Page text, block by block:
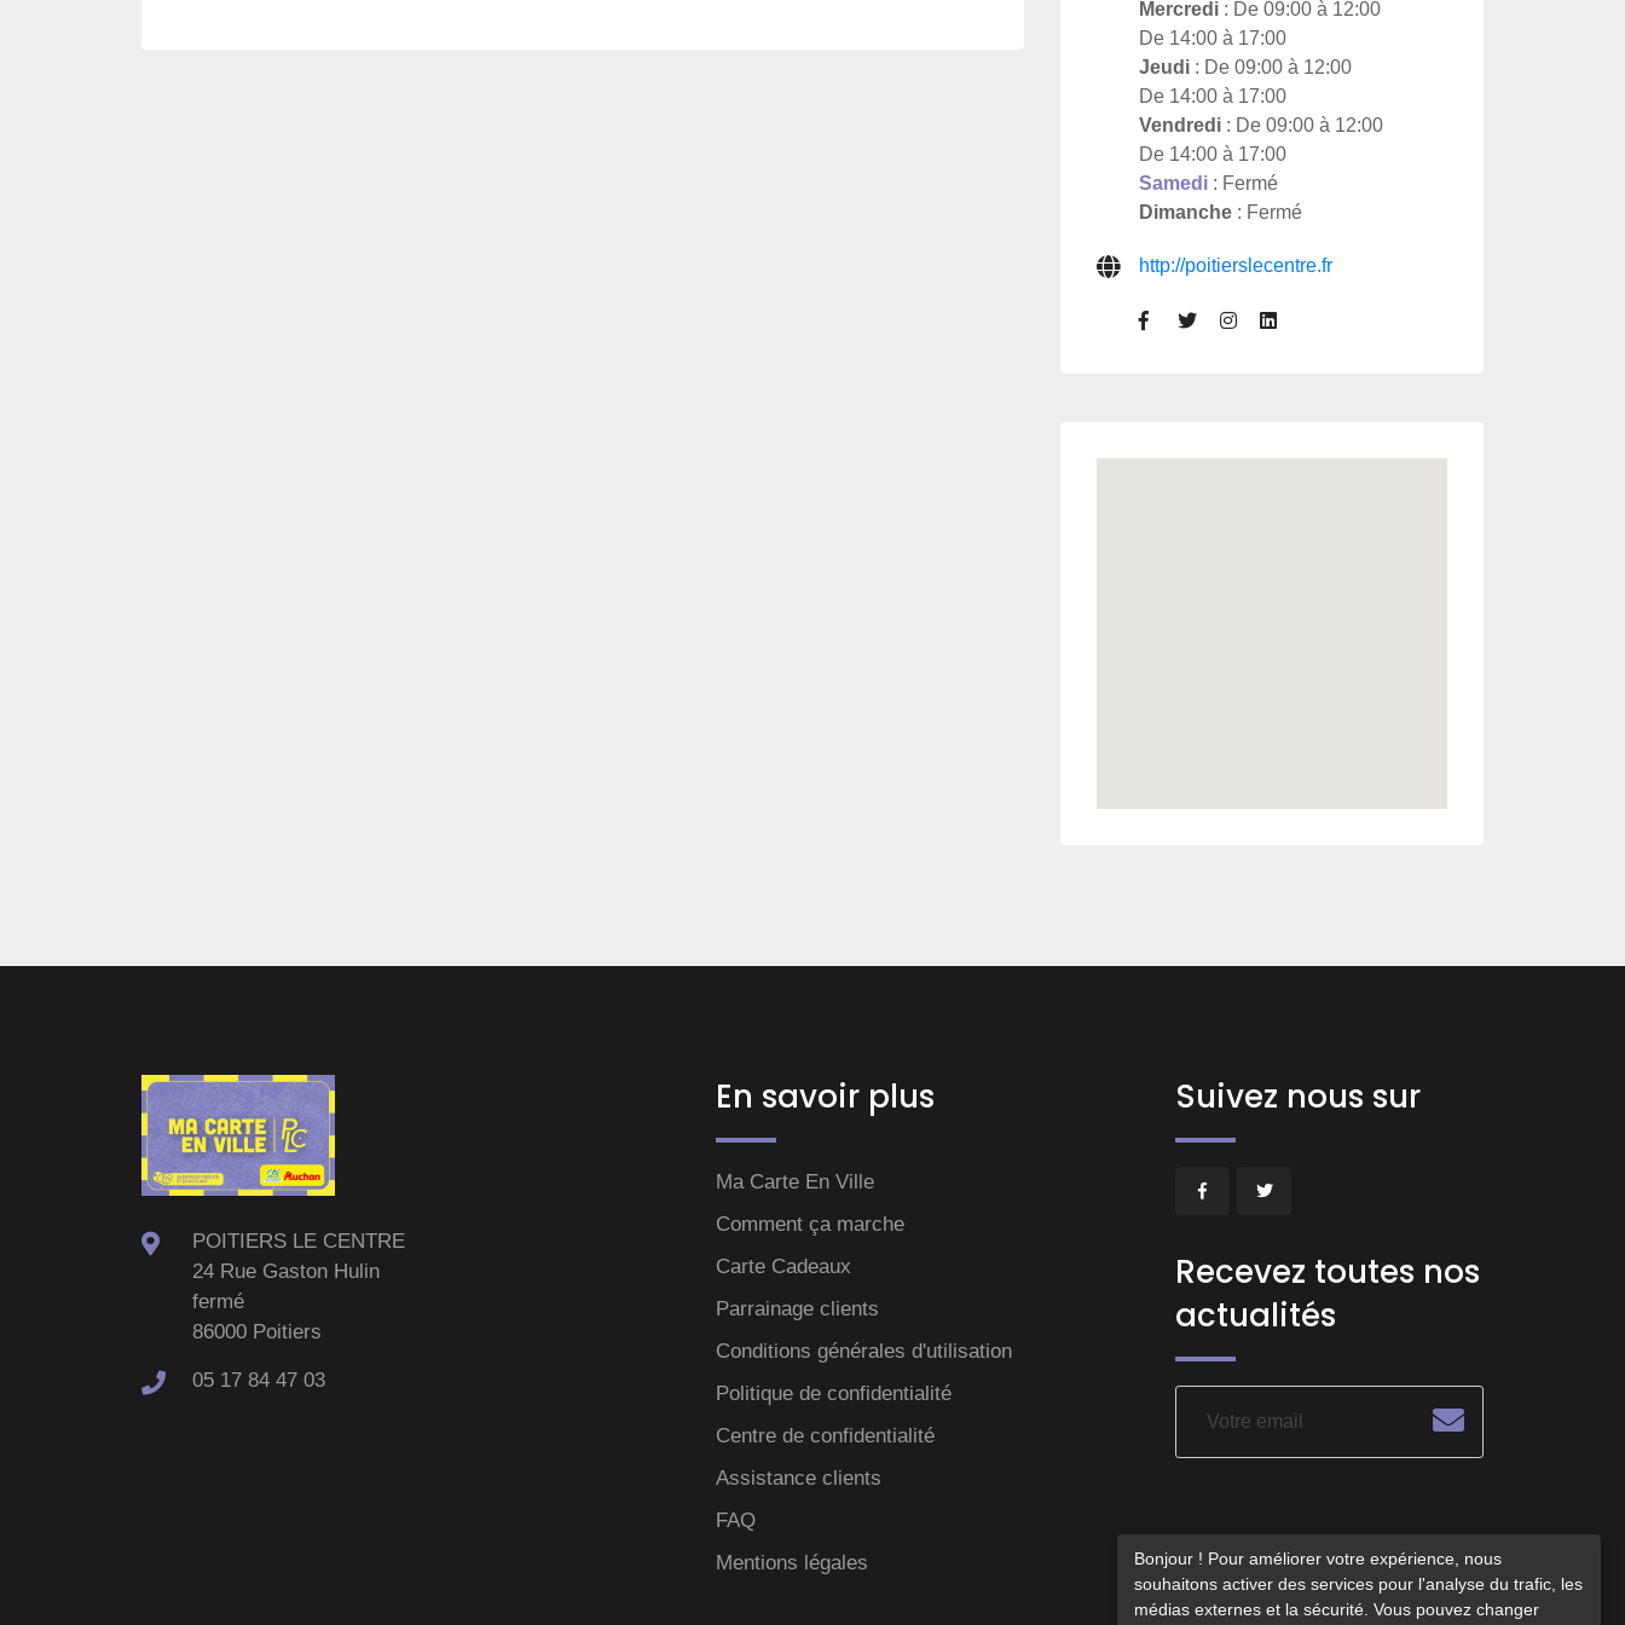
Mercredi : De 09:00 à 12:00
De 14:00 à 17:00
Jeudi : De 09:00 à 12:00
De 14:00 à 17:00
Vendredi : De 09:00 à 12:00
De 14:00 à 17:00
Samedi : Fermé
Dimanche : Fermé
http://poitierslecentre.fr
POITIERS LE CENTRE
24 Rue Gaston Hulin
fermé
86000 Poitiers
05 17 84 47 03
En savoir plus
Ma Carte En Ville
Comment ça marche
Carte Cadeaux
Parrainage clients
Conditions générales d'utilisation
Politique de confidentialité
Centre de confidentialité
Assistance clients
FAQ
Mentions légales
Suivez nous sur
Recevez toutes nos
actualités
Bonjour ! Pour améliorer votre expérience, nous
souhaitons activer des services pour l'analyse du trafic, les
médias externes et la sécurité. Vous pouvez changer